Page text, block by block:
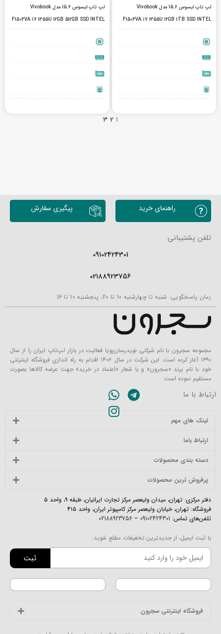
لپ تاپ ایسوس 15.6 مدل Vivobook
F1504VA i7 1355U 12GB 1TB SSD INTEL
لپ تاپ ایسوس 15.6 مدل Vivobook
F1504VA i7 1355U 12GB 512GB SSD INTEL
1
2
3
راهنمای خرید پیگیری سفارش
تلفن پشتیبانی:
09102424301
02188923756
زمان پاسخگویی: شنبه تا چهارشنبه 10 تا 20، پنجشنبه 10 تا 16
مجموعه سجرون با نام شرکتی نویدرسان‌پویا فعالیت در بازار لپ‌تاپ ایران را از سال
۱۳۹۰ آغاز کرده است. این شرکت در سال ۱۴۰۲ اقدام به راه اندازی فروشگاه اینترنتی
خود با نام برند «سجرون» و با شعار «اعتماد در خرید» جهت عرضه کالاها بصورت
مستقیم نموده است.
ارتباط با ما
لینک های مهم
ارتباط باما
دسته بندی محصولات
پرفروش ترین محصولات
دفتر مرکزی: تهران، میدان ولیعصر مرکز تجارت ایرانیان، طبقه ۹، واحد ۵
فروشگاه: تهران، خیابان ولیعصر مرکز کامپیوتر ایران، واحد ۴۱۵
تلفن‌های تماس: 09102424301
–
02188923756
با ثبت ایمیل، از جدیدترین تخفیفات مطلع شوید:
ثبت
فروشگاه اینترنتی سجرون